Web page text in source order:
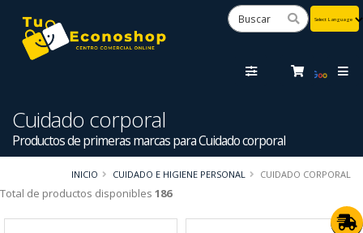
Cuidado corporal
Productos de primeras marcas para Cuidado corporal
INICIO CUIDADO E HIGIENE PERSONAL CUIDADO CORPORAL
Total de productos disponibles 186